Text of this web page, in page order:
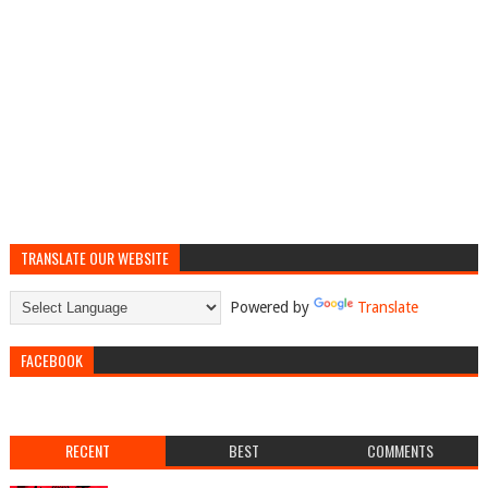
TRANSLATE OUR WEBSITE
Powered by Translate
FACEBOOK
RECENT BEST COMMENTS